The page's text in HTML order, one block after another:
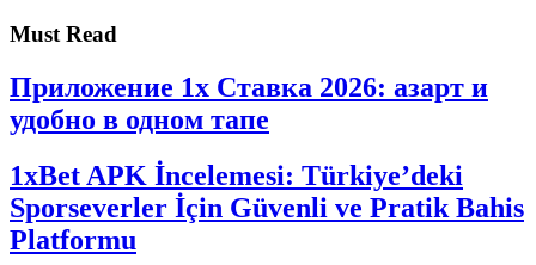
Must Read
Приложение 1x Ставка 2026: азарт и
удобно в одном тапе
1xBet APK İncelemesi: Türkiye’deki
Sporseverler İçin Güvenli ve Pratik Bahis
Platformu